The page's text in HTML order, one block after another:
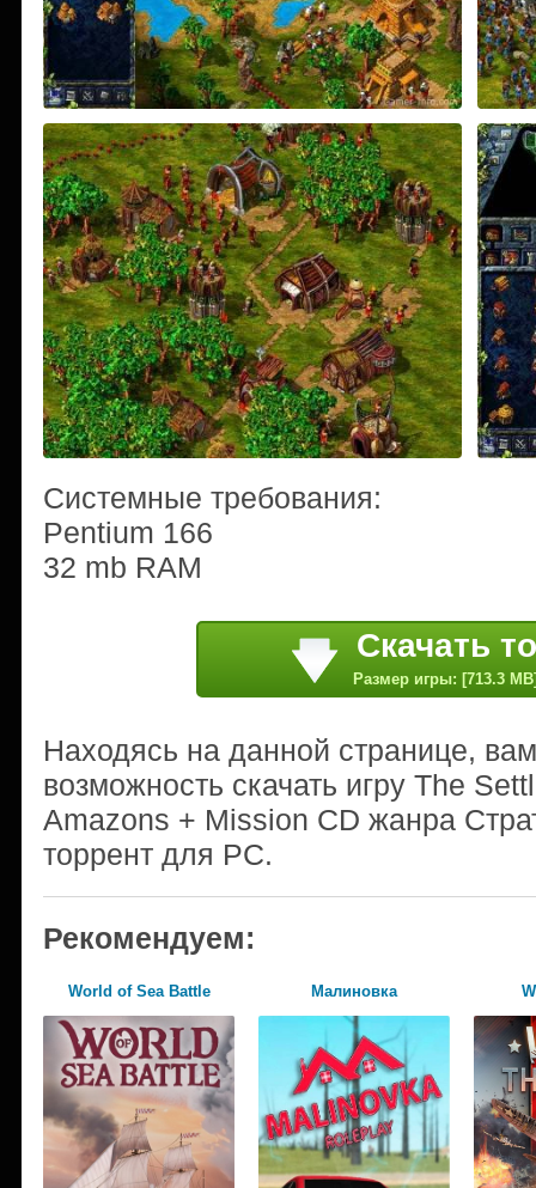
Системные требования:
Pentium 166
32 mb RAM
Скачать
Размер игры: [713.3
Находясь на данной странице,
возможность скачать игру The
Amazons + Mission CD жанра
торрент для PC.
Рекомендуем:
World of Sea Battle Малиновка